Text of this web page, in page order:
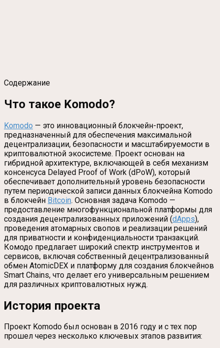
Содержание
Что такое Komodo?
Komodo — это инновационный блокчейн-проект,
предназначенный для обеспечения максимальной
децентрализации, безопасности и масштабируемости в
криптовалютной экосистеме. Проект основан на
гибридной архитектуре, включающей в себя механизм
консенсуса Delayed Proof of Work (dPoW), который
обеспечивает дополнительный уровень безопасности
путем периодической записи данных блокчейна Komodo
в блокчейн Bitcoin. Основная задача Komodo —
предоставление многофункциональной платформы для
создания децентрализованных приложений (dApps),
проведения атомарных свопов и реализации решений
для приватности и конфиденциальности транзакций.
Комодо предлагает широкий спектр инструментов и
сервисов, включая собственный децентрализованный
обмен AtomicDEX и платформу для создания блокчейнов
Smart Chains, что делает его универсальным решением
для различных криптовалютных нужд.
История проекта
Проект Komodo был основан в 2016 году и с тех пор
прошел через несколько ключевых этапов развития: